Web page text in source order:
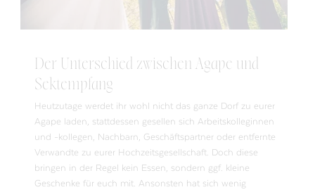
Der Unterschied zwischen Agape und
Sektempfang
Heutzutage werdet ihr wohl nicht das ganze Dorf zu eurer
Agape laden, stattdessen gesellen sich Arbeitskolleginnen
und -kollegen, Nachbarn, Geschäftspartner oder entfernte
Verwandte zu eurer Hochzeitsgesellschaft. Doch diese
bringen in der Regel kein Essen, sondern ggf. kleine
Geschenke für euch mit. Ansonsten hat sich wenig